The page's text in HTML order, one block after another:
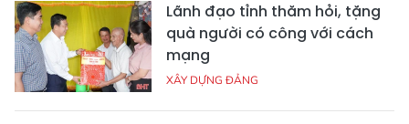
Lãnh đạo tỉnh thăm hỏi, tặng
quà người có công với cách
mạng
XÂY DỰNG ĐẢNG